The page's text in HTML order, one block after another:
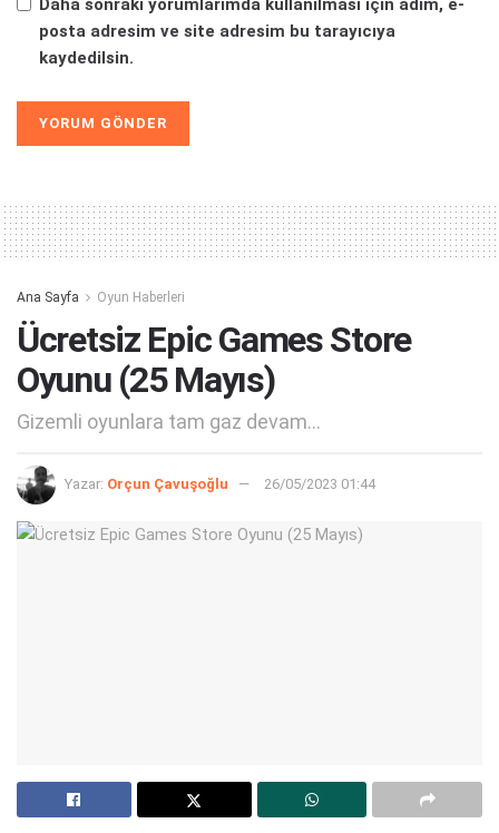
Daha sonraki yorumlarımda kullanılması için adım, e-
posta adresim ve site adresim bu tarayıcıya
kaydedilsin.
Ana Sayfa Oyun Haberleri
Ücretsiz Epic Games Store
Oyunu (25 Mayıs)
Gizemli oyunlara tam gaz devam...
Yazar: Orçun Çavuşoğlu 26/05/2023 01:44